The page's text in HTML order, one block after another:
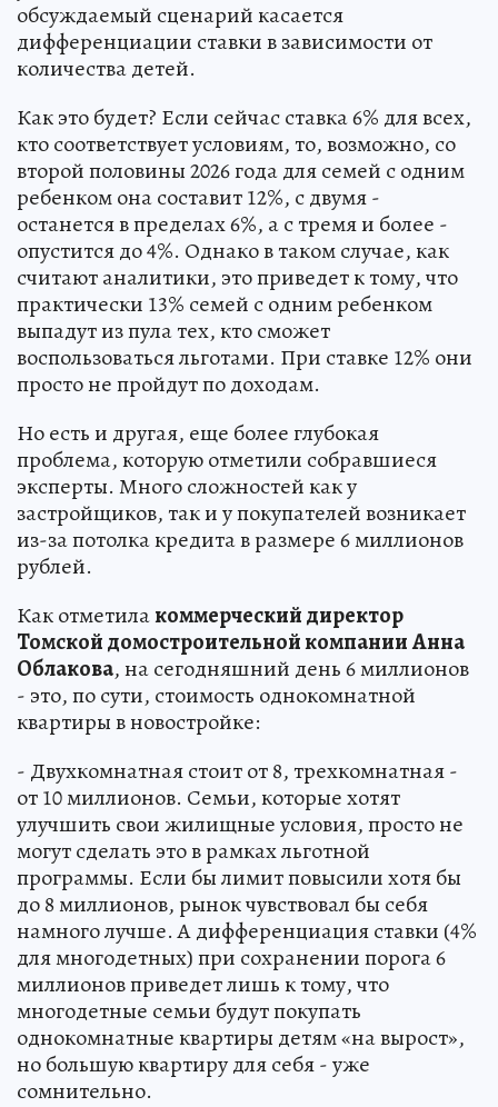
обсуждаемый сценарий касается
дифференциации ставки в зависимости от
количества детей.
Как это будет? Если сейчас ставка 6% для всех,
кто соответствует условиям, то, возможно, со
второй половины 2026 года для семей с одним
ребенком она составит 12%, с двумя -
останется в пределах 6%, а с тремя и более -
опустится до 4%. Однако в таком случае, как
считают аналитики, это приведет к тому, что
практически 13% семей с одним ребенком
выпадут из пула тех, кто сможет
воспользоваться льготами. При ставке 12% они
просто не пройдут по доходам.
Но есть и другая, еще более глубокая
проблема, которую отметили собравшиеся
эксперты. Много сложностей как у
застройщиков, так и у покупателей возникает
из-за потолка кредита в размере 6 миллионов
рублей.
Как отметилакоммерческий директор
Томской домостроительной компанииАнна
Облакова, на сегодняшний день 6 миллионов
- это, по сути, стоимость однокомнатной
квартиры в новостройке:
- Двухкомнатная стоит от 8, трехкомнатная -
от 10 миллионов. Семьи, которые хотят
улучшить свои жилищные условия, просто не
могут сделать это в рамках льготной
программы. Если бы лимит повысили хотя бы
до 8 миллионов, рынок чувствовал бы себя
намного лучше. А дифференциация ставки (4%
для многодетных) при сохранении порога 6
миллионов приведет лишь к тому, что
многодетные семьи будут покупать
однокомнатные квартиры детям «на вырост»,
но большую квартиру для себя - уже
сомнительно.